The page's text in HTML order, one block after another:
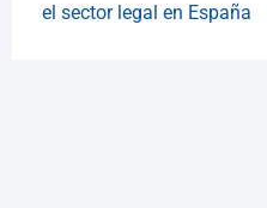
el sector legal en España